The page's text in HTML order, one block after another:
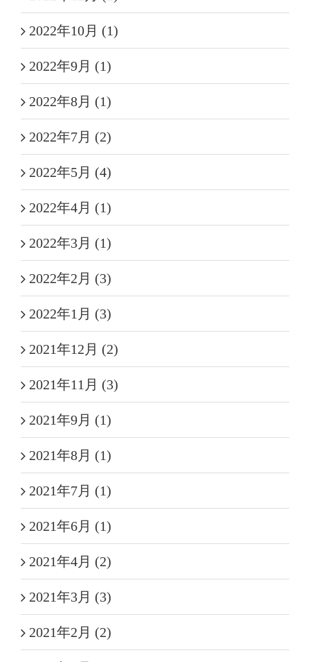
2022年10月 (1)
2022年9月 (1)
2022年8月 (1)
2022年7月 (2)
2022年5月 (4)
2022年4月 (1)
2022年3月 (1)
2022年2月 (3)
2022年1月 (3)
2021年12月 (2)
2021年11月 (3)
2021年9月 (1)
2021年8月 (1)
2021年7月 (1)
2021年6月 (1)
2021年4月 (2)
2021年3月 (3)
2021年2月 (2)